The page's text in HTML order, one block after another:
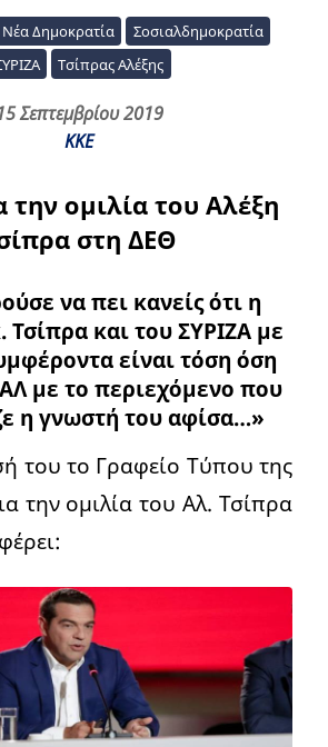
Νέα Δημοκρατία
Σοσιαλδημοκρατία
Τσίπρας Αλέξης
Σεπτεμβρίου 2019
ΚΚΕ
την ομιλία του Αλέξη
στη ΔΕΘ
να πει κανείς ότι η
Τσίπρα και του ΣΥΡΙΖΑ με
είναι τόση όση
με το περιεχόμενο που
η γνωστή του αφίσα…»
του το Γραφείο Τύπου της
την ομιλία του Αλ. Τσίπρα